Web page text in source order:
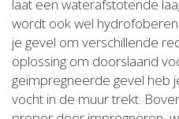
laat een waterafstotende
wordt ook wel
je gevel om verschillende
oplossing om doorslaand
geïmpregneerde gevel heb
vocht in de muur trekt.